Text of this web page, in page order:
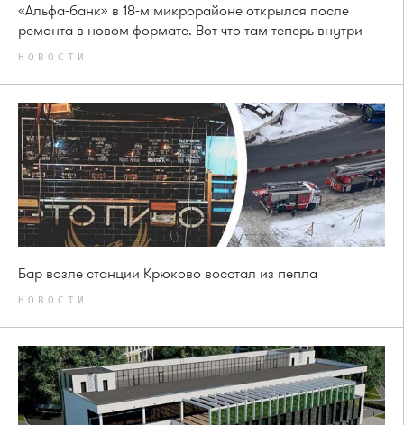
«Альфа-банк» в 18-м микрорайоне открылся после
ремонта в новом формате. Вот что там теперь внутри
НОВОСТИ
Бар возле станции Крюково восстал из пепла
НОВОСТИ